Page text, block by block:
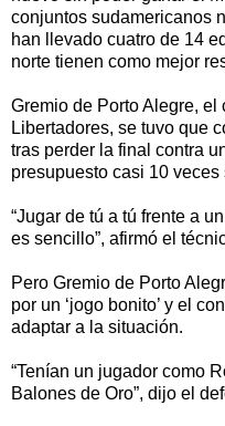
conjuntos sudamericanos
han llevado cuatro de 14
norte tienen como mejor
Gremio de Porto Alegre, el
Libertadores, se tuvo que
tras perder la final contra
presupuesto casi 10
“Jugar de tú a tú frente a
es sencillo”, afirmó el
Pero Gremio de Porto
por un ‘jogo bonito’ y el
adaptar a la situación.
“Tenían un jugador como
Balones de Oro”, dijo el